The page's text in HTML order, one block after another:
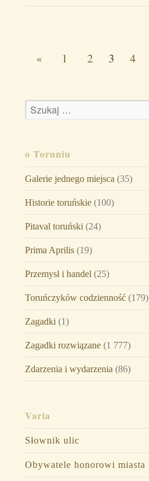
« 1 2 3 4
o Toruniu
Galerie jednego miejsca (35)
Historie toruńskie(100)
Pitaval toruński (24)
Prima Aprilis(19)
Przemysł i handel (25)
Toruńczyków codzienność(179)
Zagadki (1)
Zagadki rozwiązane(1 777)
Zdarzenia i wydarzenia (86)
Varia
Słownik ulic
Obywatele honorowi miasta